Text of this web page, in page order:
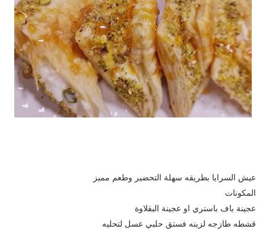
عيش السرايا بطريقه سهلة التحضير وطعم مميز
المكونات
عجينة باف باستري او عجينة البقلاوة
قشطه طازجه لزينه فستق حلبي عسل لتحليه